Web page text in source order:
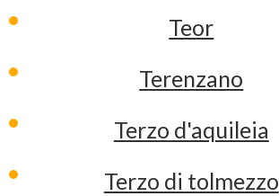
Teor
Terenzano
Terzo d'aquileia
Terzo di tolmezzo